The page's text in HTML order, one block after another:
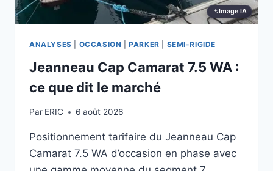
Image IA
ANALYSES OCCASION |PARKER SEMI-RIGIDE
Jeanneau Cap Camarat 7.5 WA :
ce que dit le marché
Par ERIC 6 août 2026
Positionnement tarifaire du Jeanneau Cap
Camarat 7.5 WA d’occasion en phase avec